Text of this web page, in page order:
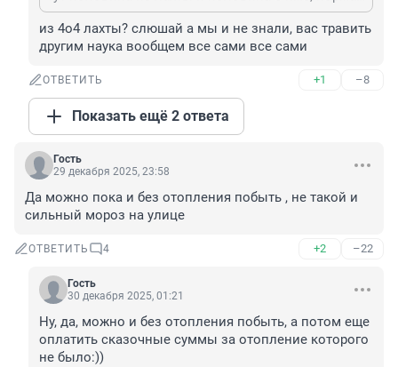
из 4о4 лахты? слюшай а мы и не знали, вас травить
другим наука вообщем все сами все сами
ОТВЕТИТЬ +1 –8
Показать ещё 2 ответа
Гость
29 декабря 2025, 23:58
Да можно пока и без отопления побыть , не такой и
сильный мороз на улице
ОТВЕТИТЬ 4 +2 –22
Гость
30 декабря 2025, 01:21
Ну, да, можно и без отопления побыть, а потом еще
оплатить сказочные суммы за отопление которого
не было:))